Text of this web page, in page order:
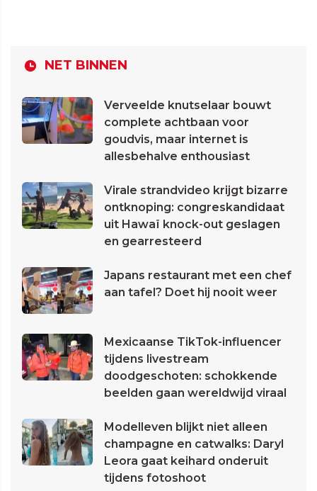
NET BINNEN
Verveelde knutselaar bouwt
complete achtbaan voor
goudvis, maar internet is
allesbehalve enthousiast
Virale strandvideo krijgt bizarre
ontknoping: congreskandidaat
uit Hawaï knock-out geslagen
en gearresteerd
Japans restaurant met een chef
aan tafel? Doet hij nooit weer
Mexicaanse TikTok-influencer
tijdens livestream
doodgeschoten: schokkende
beelden gaan wereldwijd viraal
Modelleven blijkt niet alleen
champagne en catwalks: Daryl
Leora gaat keihard onderuit
tijdens fotoshoot